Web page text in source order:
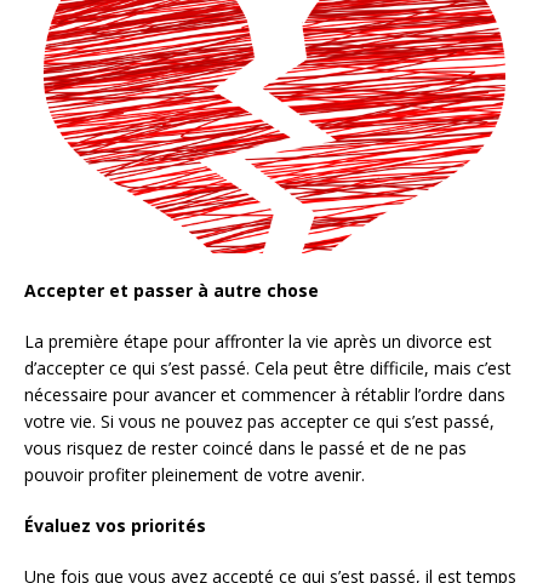
Accepter et passer à autre chose
La première étape pour affronter la vie après un divorce est
d’accepter ce qui s’est passé. Cela peut être difficile, mais c’est
nécessaire pour avancer et commencer à rétablir l’ordre dans
votre vie. Si vous ne pouvez pas accepter ce qui s’est passé,
vous risquez de rester coincé dans le passé et de ne pas
pouvoir profiter pleinement de votre avenir.
Évaluez vos priorités
Une fois que vous avez accepté ce qui s’est passé, il est temps